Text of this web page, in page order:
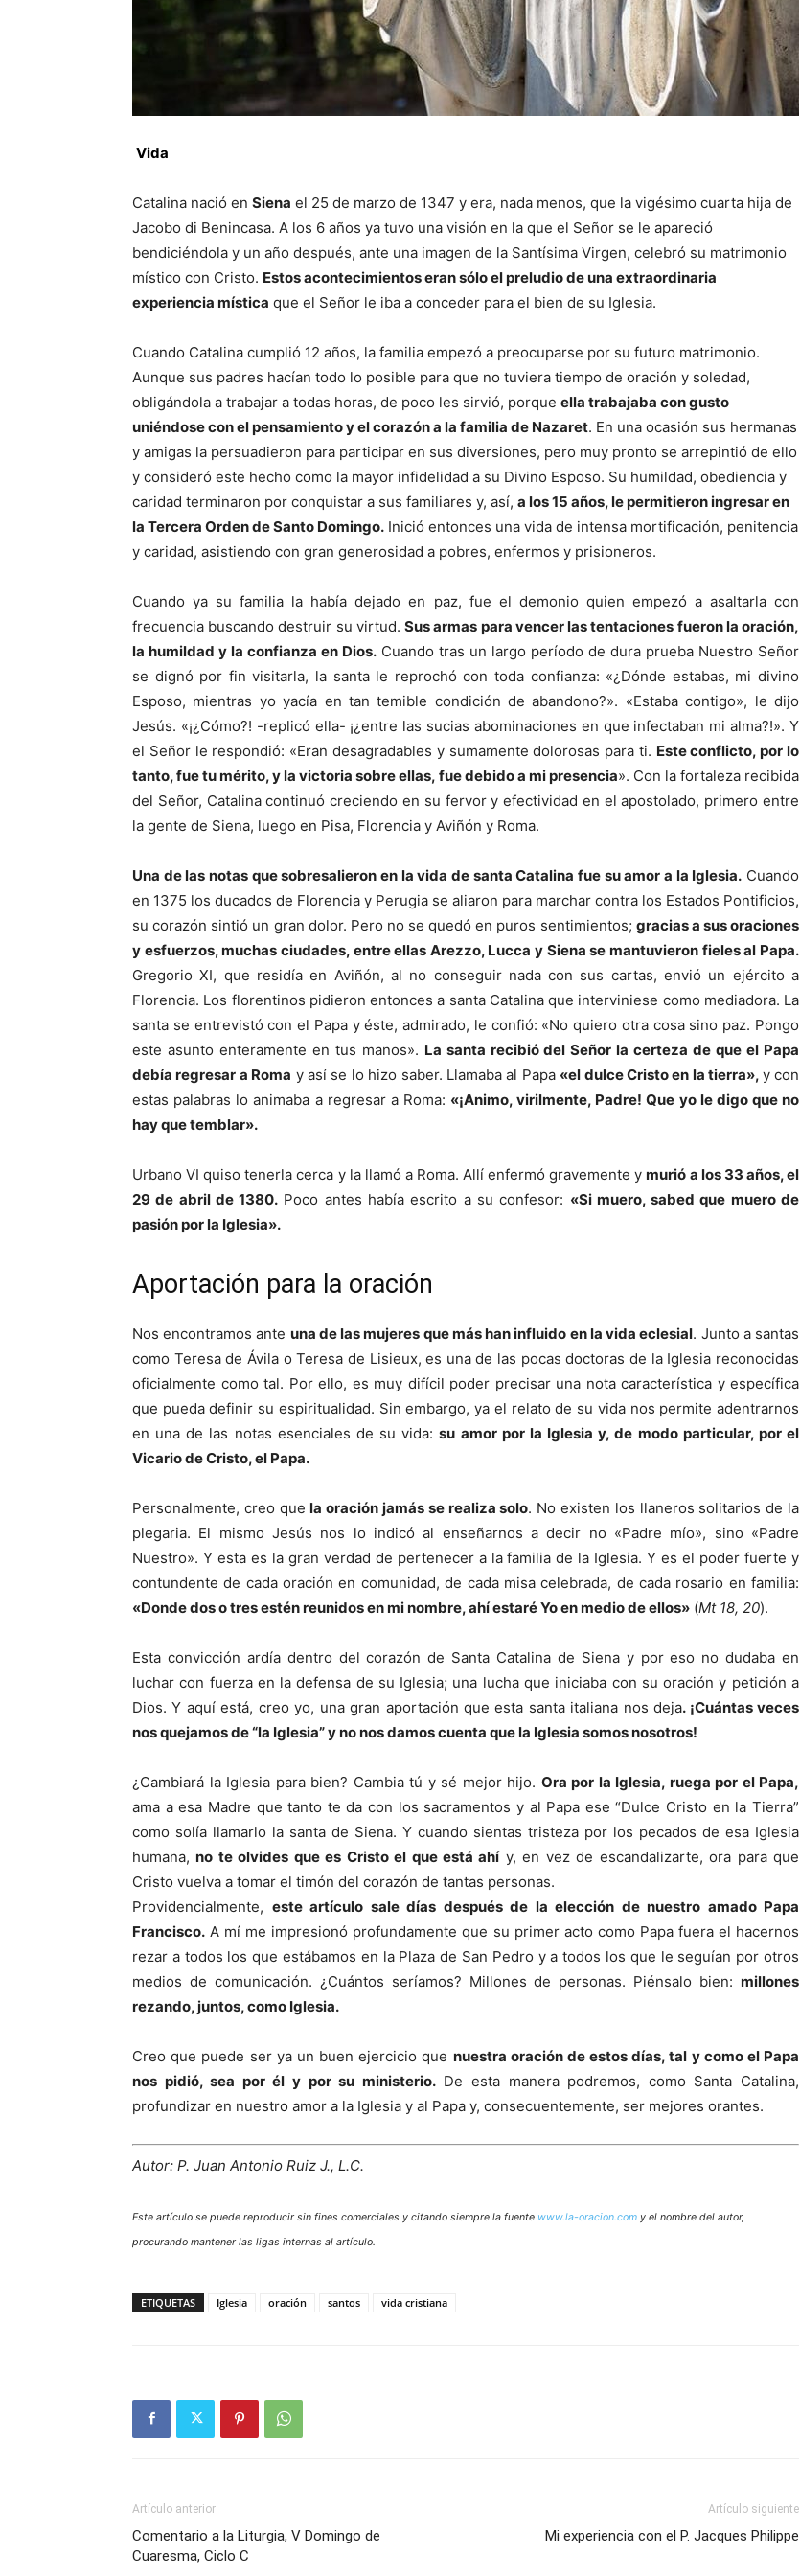
Vida
Catalina nació en Siena el 25 de marzo de 1347 y era, nada menos, que la vigésimo cuarta hija de
Jacobo di Benincasa. A los 6 años ya tuvo una visión en la que el Señor se le apareció
bendiciéndola y un año después, ante una imagen de la Santísima Virgen, celebró su matrimonio
místico con Cristo. Estos acontecimientos eran sólo el preludio de una extraordinaria
experiencia mística que el Señor le iba a conceder para el bien de su Iglesia.
Cuando Catalina cumplió 12 años, la familia empezó a preocuparse por su futuro matrimonio.
Aunque sus padres hacían todo lo posible para que no tuviera tiempo de oración y soledad,
obligándola a trabajar a todas horas, de poco les sirvió, porque ella trabajaba con gusto
uniéndose con el pensamiento y el corazón a la familia de Nazaret. En una ocasión sus hermanas
y amigas la persuadieron para participar en sus diversiones, pero muy pronto se arrepintió de ello
y consideró este hecho como la mayor infidelidad a su Divino Esposo. Su humildad, obediencia y
caridad terminaron por conquistar a sus familiares y, así, a los 15 años, le permitieron ingresar en
la Tercera Orden de Santo Domingo. Inició entonces una vida de intensa mortificación, penitencia
y caridad, asistiendo con gran generosidad a pobres, enfermos y prisioneros.
Cuando ya su familia la había dejado en paz, fue el demonio quien empezó a asaltarla con
frecuencia buscando destruir su virtud.Sus armas para vencer las tentaciones fueron la oración,
la humildad y la confianza en Dios. Cuando tras un largo período de dura prueba Nuestro Señor
se dignó por fin visitarla, la santa le reprochó con toda confianza: «¿Dónde estabas, mi divino
Esposo, mientras yo yacía en tan temible condición de abandono?». «Estaba contigo», le dijo
Jesús. «¡¿Cómo?! -replicó ella- ¡¿entre las sucias abominaciones en que infectaban mi alma?!». Y
el Señor le respondió: «Eran desagradables y sumamente dolorosas para ti. Este conflicto, por lo
tanto, fue tu mérito, y la victoria sobre ellas, fue debido a mi presencia». Con la fortaleza recibida
del Señor, Catalina continuó creciendo en su fervor y efectividad en el apostolado, primero entre
la gente de Siena, luego en Pisa, Florencia y Aviñón y Roma.
Una de las notas que sobresalieron en la vida de santa Catalina fue su amor a la Iglesia. Cuando
en 1375 los ducados de Florencia y Perugia se aliaron para marchar contra los Estados Pontificios,
su corazón sintió un gran dolor. Pero no se quedó en puros sentimientos; gracias a sus oraciones
y esfuerzos, muchas ciudades, entre ellas Arezzo, Lucca y Siena se mantuvieron fieles al Papa.
Gregorio XI, que residía en Aviñón, al no conseguir nada con sus cartas, envió un ejército a
Florencia. Los florentinos pidieron entonces a santa Catalina que interviniese como mediadora. La
santa se entrevistó con el Papa y éste, admirado, le confió: «No quiero otra cosa sino paz. Pongo
este asunto enteramente en tus manos». La santa recibió del Señor la certeza de que el Papa
debía regresar a Roma y así se lo hizo saber. Llamaba al Papa «el dulce Cristo en la tierra», y con
estas palabras lo animaba a regresar a Roma: «¡Animo, virilmente, Padre! Que yo le digo que no
hay que temblar».
Urbano VI quiso tenerla cerca y la llamó a Roma. Allí enfermó gravemente ymurió a los 33 años, el
29 de abril de 1380. Poco antes había escrito a su confesor: «Si muero, sabed que muero de
pasión por la Iglesia».
Aportación para la oración
Nos encontramos ante una de las mujeres que más han influido en la vida eclesial. Junto a santas
como Teresa de Ávila o Teresa de Lisieux, es una de las pocas doctoras de la Iglesia reconocidas
oficialmente como tal. Por ello, es muy difícil poder precisar una nota característica y específica
que pueda definir su espiritualidad. Sin embargo, ya el relato de su vida nos permite adentrarnos
en una de las notas esenciales de su vida:su amor por la Iglesia y, de modo particular, por el
Vicario de Cristo, el Papa.
Personalmente, creo quela oración jamás se realiza solo. No existen los llaneros solitarios de la
plegaria. El mismo Jesús nos lo indicó al enseñarnos a decir no «Padre mío», sino «Padre
Nuestro». Y esta es la gran verdad de pertenecer a la familia de la Iglesia. Y es el poder fuerte y
contundente de cada oración en comunidad, de cada misa celebrada, de cada rosario en familia:
«Donde dos o tres estén reunidos en mi nombre, ahí estaré Yo en medio de ellos» (Mt 18, 20).
Esta convicción ardía dentro del corazón de Santa Catalina de Siena y por eso no dudaba en
luchar con fuerza en la defensa de su Iglesia; una lucha que iniciaba con su oración y petición a
Dios. Y aquí está, creo yo, una gran aportación que esta santa italiana nos deja. ¡Cuántas veces
nos quejamos de “la Iglesia” y no nos damos cuenta que la Iglesia somos nosotros!
¿Cambiará la Iglesia para bien? Cambia tú y sé mejor hijo. Ora por la Iglesia, ruega por el Papa,
ama a esa Madre que tanto te da con los sacramentos y al Papa ese “Dulce Cristo en la Tierra”
como solía llamarlo la santa de Siena. Y cuando sientas tristeza por los pecados de esa Iglesia
humana,no te olvides que es Cristo el que está ahíy, en vez de escandalizarte, ora para que
Cristo vuelva a tomar el timón del corazón de tantas personas.
Providencialmente, este artículo sale días después de la elección de nuestro amado Papa
Francisco. A mí me impresionó profundamente que su primer acto como Papa fuera el hacernos
rezar a todos los que estábamos en la Plaza de San Pedro y a todos los que le seguían por otros
medios de comunicación. ¿Cuántos seríamos? Millones de personas. Piénsalo bien: millones
rezando, juntos, como Iglesia.
Creo que puede ser ya un buen ejercicio que nuestra oración de estos días, tal y como el Papa
nos pidió, sea por él y por su ministerio.De esta manera podremos, como Santa Catalina,
profundizar en nuestro amor a la Iglesia y al Papa y, consecuentemente, ser mejores orantes.
Autor: P. Juan Antonio Ruiz J., L.C.
Este artículo se puede reproducir sin fines comerciales y citando siempre la fuente www.la-oracion.com y el nombre del autor,
procurando mantener las ligas internas al artículo.
ETIQUETAS Iglesia oración santos vida cristiana
Artículo anterior
Comentario a la Liturgia, V Domingo de
Cuaresma, Ciclo C
Artículo siguiente
Mi experiencia con el P. Jacques Philippe